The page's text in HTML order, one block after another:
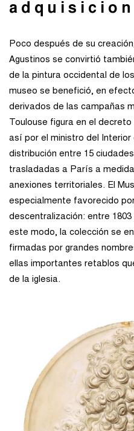
Poco después de su
Agustinos se convirtió
de la pintura occidental de
museo se benefició, en
derivados de las campañas
Toulouse figura en el
así por el ministro del
distribución entre 15
trasladadas a París a
anexiones territoriales. El
especialmente favorecido
descentralización: entre
este modo, la colección se
firmadas por grandes
ellas importantes retablos
de la iglesia.